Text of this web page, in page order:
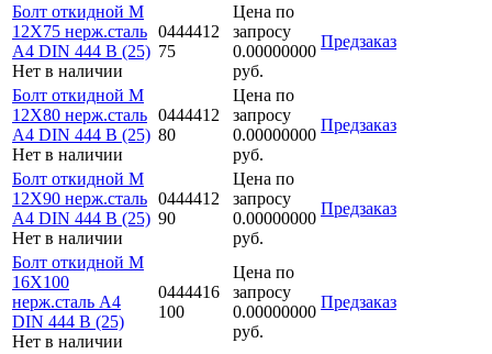
Болт откидной M
12Х75 нерж.сталь
A4 DIN 444 B (25)
Нет в наличии
0444412
75
Цена по
запросу
0.00000000
руб.
Предзаказ
Болт откидной M
12Х80 нерж.сталь
A4 DIN 444 B (25)
Нет в наличии
0444412
80
Цена по
запросу
0.00000000
руб.
Предзаказ
Болт откидной M
12Х90 нерж.сталь
A4 DIN 444 B (25)
Нет в наличии
0444412
90
Цена по
запросу
0.00000000
руб.
Предзаказ
Болт откидной M
16Х100
нерж.сталь A4
DIN 444 B (25)
Нет в наличии
0444416
100
Цена по
запросу
0.00000000
руб.
Предзаказ